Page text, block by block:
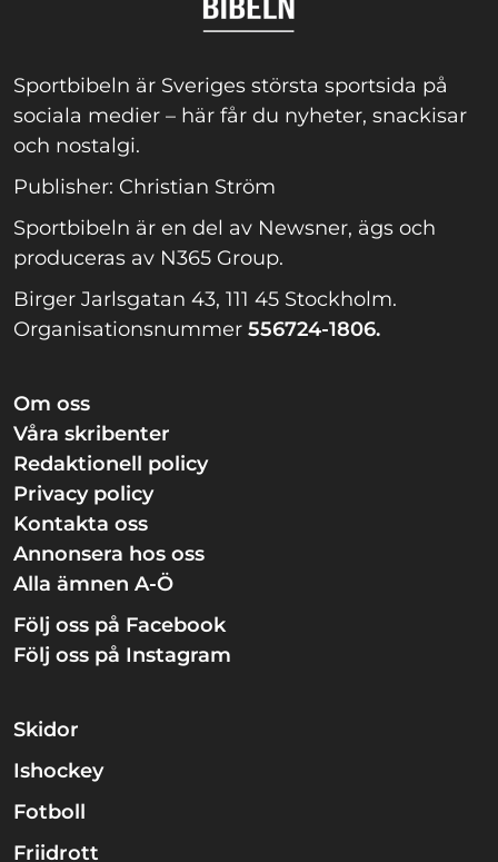
Sportbibeln är Sveriges största sportsida på
sociala medier – här får du nyheter, snackisar
och nostalgi.
Publisher: Christian Ström
Sportbibeln är en del av Newsner, ägs och
produceras av N365 Group.
Birger Jarlsgatan 43, 111 45 Stockholm.
Organisationsnummer 556724-1806.
Om oss
Våra skribenter
Redaktionell policy
Privacy policy
Kontakta oss
Annonsera hos oss
Alla ämnen A-Ö
Följ oss på Facebook
Följ oss på Instagram
Skidor
Ishockey
Fotboll
Friidrott